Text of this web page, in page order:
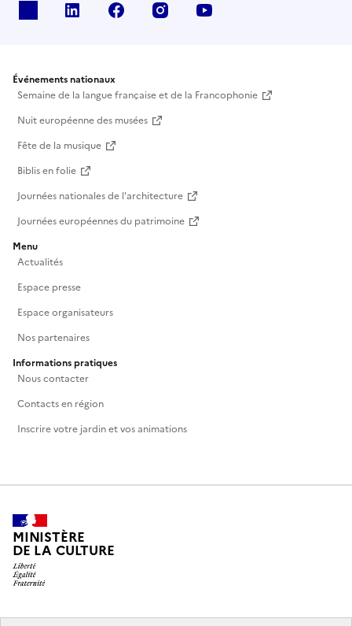
Linkedin Facebook Instagram
Événements nationaux
Semaine de la langue française et de la Francophonie
Nuit européenne des musées
Fête de la musique
Biblis en folie
Journées nationales de l'architecture
Journées européennes du patrimoine
Menu
Actualités
Espace presse
Espace organisateurs
Nos partenaires
Informations pratiques
Nous contacter
Contacts en région
Inscrire votre jardin et vos animations
MINISTÈRE
DE LA CULTURE